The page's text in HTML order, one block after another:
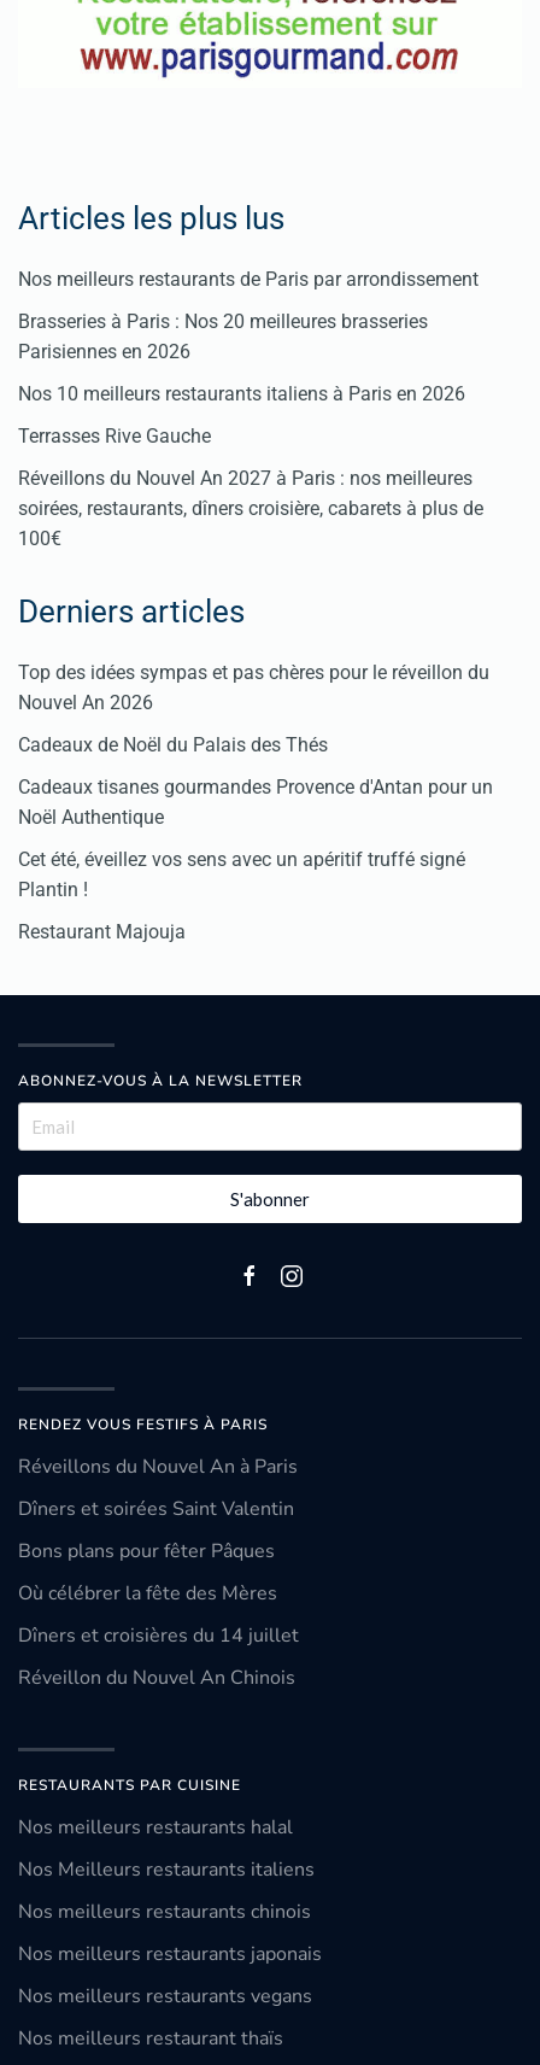
Articles les plus lus
Nos meilleurs restaurants de Paris par arrondissement
Brasseries à Paris : Nos 20 meilleures brasseries
Parisiennes en 2026
Nos 10 meilleurs restaurants italiens à Paris en 2026
Terrasses Rive Gauche
Réveillons du Nouvel An 2027 à Paris : nos meilleures
soirées, restaurants, dîners croisière, cabarets à plus de
100€
Derniers articles
Top des idées sympas et pas chères pour le réveillon du
Nouvel An 2026
Cadeaux de Noël du Palais des Thés
Cadeaux tisanes gourmandes Provence d'Antan pour un
Noël Authentique
Cet été, éveillez vos sens avec un apéritif truffé signé
Plantin !
Restaurant Majouja
ABONNEZ-VOUS À LA NEWSLETTER
S'abonner
RENDEZ VOUS FESTIFS À PARIS
Réveillons du Nouvel An à Paris
Dîners et soirées Saint Valentin
Bons plans pour fêter Pâques
Où célébrer la fête des Mères
Dîners et croisières du 14 juillet
Réveillon du Nouvel An Chinois
RESTAURANTS PAR CUISINE
Nos meilleurs restaurants halal
Nos Meilleurs restaurants italiens
Nos meilleurs restaurants chinois
Nos meilleurs restaurants japonais
Nos meilleurs restaurants vegans
Nos meilleurs restaurant thaïs